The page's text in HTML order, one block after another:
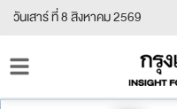
วันเสาร์ ที่ 8 สิงหาคม 2569